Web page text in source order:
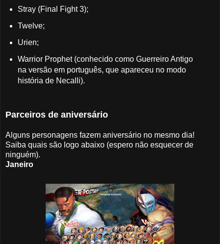
Stray (Final Fight 3);
Twelve;
Urien;
Warrior Prophet (conhecido como Guerreiro Antigo
na versão em português, que apareceu no modo
história de Necalli).
Parceiros de aniversário
Alguns personagens fazem aniversário no mesmo dia!
Saiba quais são logo abaixo (espero não esquecer de
ninguém).
Janeiro